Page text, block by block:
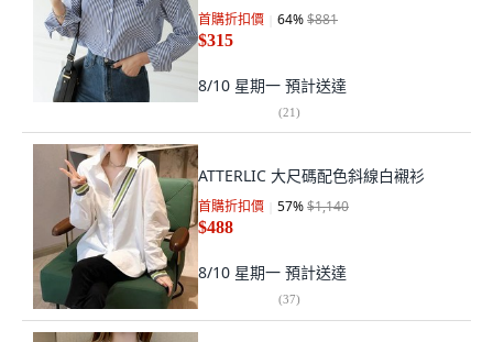
首購折扣價 64%$881
$315
8/10 星期一 預計送達
(21)
ATTERLIC 大尺碼配色斜線白襯衫
首購折扣價 57%$1,140
$488
8/10 星期一 預計送達
(37)